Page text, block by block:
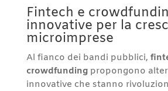
Fintech e
innovative per la
microimprese
Al fianco dei bandi pubblici,
crowdfundingpropongono
innovative che stanno